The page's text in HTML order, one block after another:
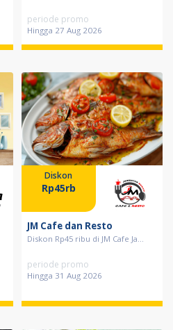
periode promo
Hingga 27 Aug 2026
Diskon
Rp45rb
JM Cafe dan Resto
Diskon Rp45 ribu di JM Cafe Ja...
periode promo
Hingga 31 Aug 2026